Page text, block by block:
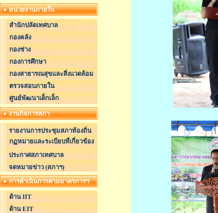
หน่วยงานภายใน
สำนักปลัดเทศบาล
กองคลัง
กองช่าง
กองการศึกษา
กองสาธารณสุขและสิ่งแวดล้อม
ตรวจสอบภายใน
ศูนย์พัฒนาเด็กเล็ก
งานกิจการสภา
รายงานการประชุมสภาท้องถิ่น
กฏหมายและระเบียบที่เกี่ยวข้อง
ประกาศสภาเทศบาล
จดหมายข่าว (สภาฯ)
การดำเนินการตามมาตรการฯ
ด้าน IIT
ด้าน EIT